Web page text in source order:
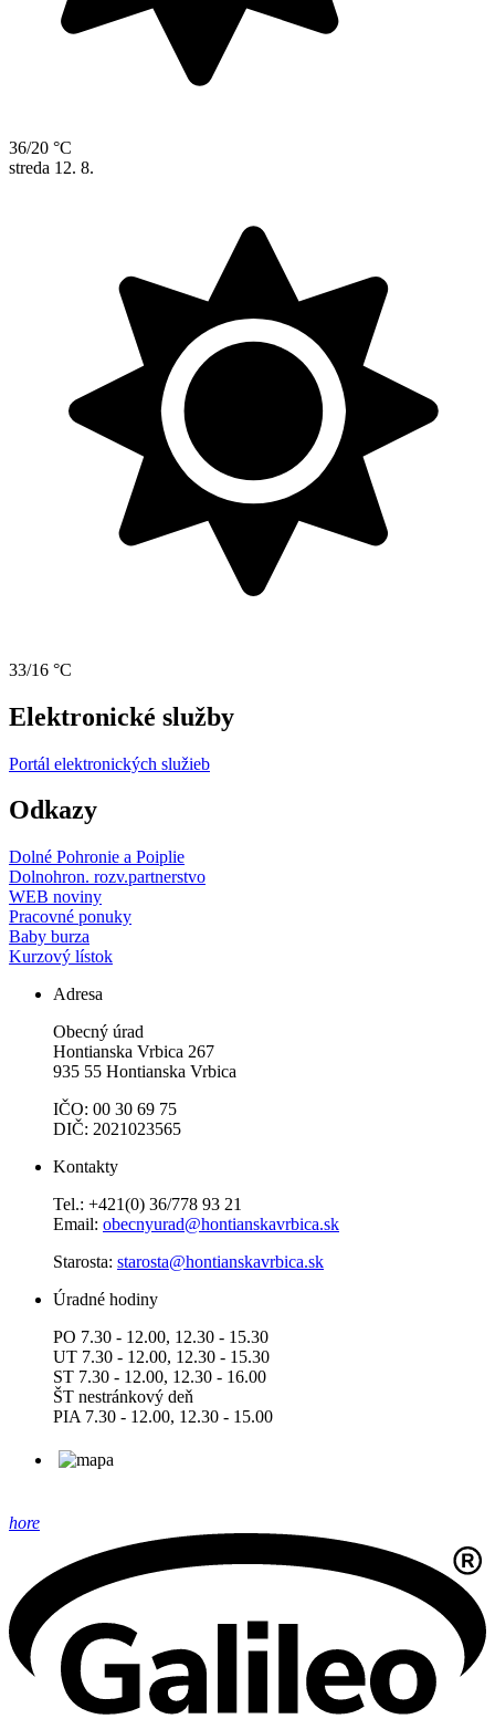
36/20 °C
streda 12. 8.
33/16 °C
Elektronické služby
Portál elektronických služieb
Odkazy
Dolné Pohronie a Poiplie
Dolnohron. rozv.partnerstvo
WEB noviny
Pracovné ponuky
Baby burza
Kurzový lístok
Adresa
Obecný úrad
Hontianska Vrbica 267
935 55 Hontianska Vrbica
IČO: 00 30 69 75
DIČ: 2021023565
Kontakty
Tel.: +421(0) 36/778 93 21
Email: obecnyurad@hontianskavrbica.sk
Starosta: starosta@hontianskavrbica.sk
Úradné hodiny
PO 7.30 - 12.00, 12.30 - 15.30
UT 7.30 - 12.00, 12.30 - 15.30
ST 7.30 - 12.00, 12.30 - 16.00
ŠT nestránkový deň
PIA 7.30 - 12.00, 12.30 - 15.00
hore